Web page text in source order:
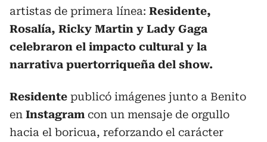
artistas de primera línea: Residente,
Rosalía, Ricky Martin y Lady Gaga
celebraron el impacto cultural y la
narrativa puertorriqueña del show.
Residente publicó imágenes junto a Benito
en Instagram con un mensaje de orgullo
hacia el boricua, reforzando el carácter